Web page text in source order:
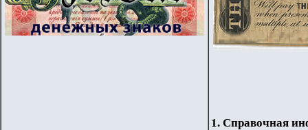
1. Справочная